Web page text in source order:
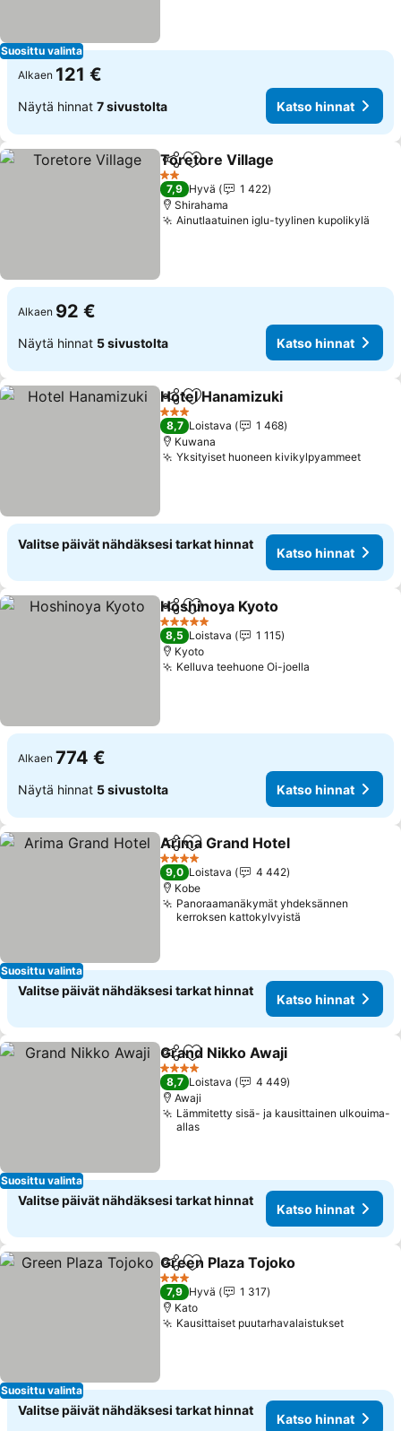
Suosittu valinta
Alkaen 121 €
Näytä hinnat 7 sivustolta Katso hinnat
Jaa Lisää suosikkeihin
Toretore Village
2 Tähtiluokitus
7,9 Hyvä
1 422
Shirahama
Ainutlaatuinen iglu-tyylinen kupolikylä
Alkaen 92 €
Näytä hinnat 5 sivustolta Katso hinnat
Jaa Lisää suosikkeihin
Hotel Hanamizuki
3 Tähtiluokitus
8,7 Loistava
1 468
Kuwana
Yksityiset huoneen kivikylpyammeet
Valitse päivät nähdäksesi tarkat hinnat
Katso hinnat
Jaa Lisää suosikkeihin
Hoshinoya Kyoto
5 Tähtiluokitus
8,5 Loistava
1 115
Kyoto
Kelluva teehuone Oi-joella
Alkaen 774 €
Näytä hinnat 5 sivustolta Katso hinnat
Suosittu valinta
Jaa Lisää suosikkeihin
Arima Grand Hotel
4 Tähtiluokitus
9,0 Loistava
4 442
Kobe
Panoraamanäkymät yhdeksännen
kerroksen kattokylvyistä
Valitse päivät nähdäksesi tarkat hinnat
Katso hinnat
Suosittu valinta
Jaa Lisää suosikkeihin
Grand Nikko Awaji
4 Tähtiluokitus
8,7 Loistava
4 449
Awaji
Lämmitetty sisä- ja kausittainen ulkouima-
allas
Valitse päivät nähdäksesi tarkat hinnat
Katso hinnat
Suosittu valinta
Jaa Lisää suosikkeihin
Green Plaza Tojoko
3 Tähtiluokitus
7,9 Hyvä
1 317
Kato
Kausittaiset puutarhavalaistukset
Valitse päivät nähdäksesi tarkat hinnat
Katso hinnat